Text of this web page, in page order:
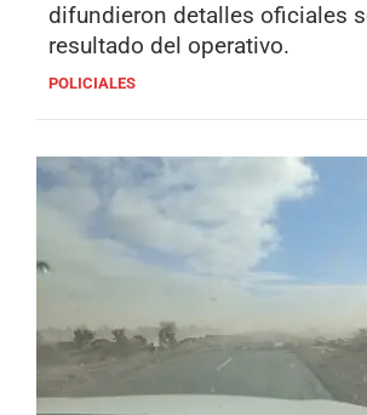
difundieron detalles oficiales
resultado del operativo.
POLICIALES